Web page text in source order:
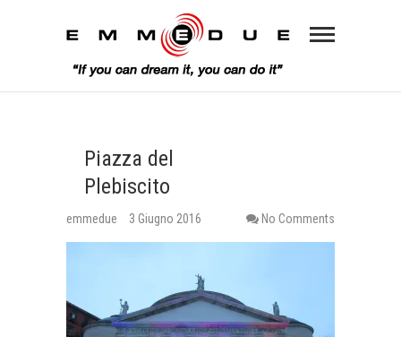
Piazza del
Plebiscito
emmedue 3 Giugno 2016 No Comments